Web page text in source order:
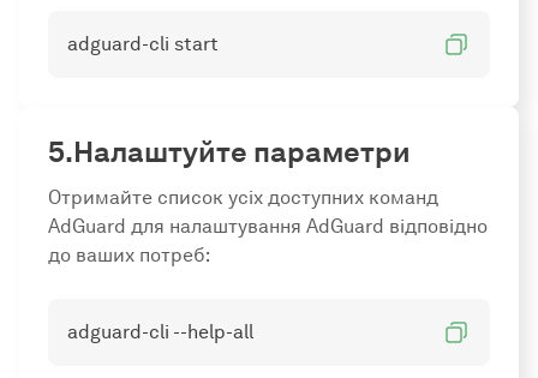
adguard-cli start
Налаштуйте параметри
Отримайте список усіх доступних команд
AdGuard для налаштування AdGuard відповідно
до ваших потреб:
adguard-cli --help-all